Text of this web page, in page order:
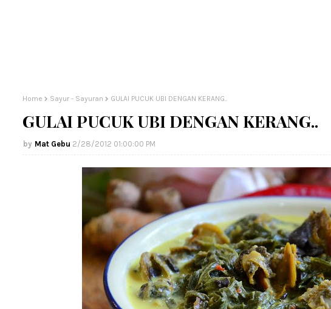
Home Sayur - Sayuran GULAI PUCUK UBI DENGAN KERANG..
GULAI PUCUK UBI DENGAN KERANG..
Mat Gebu 2/28/2012 01:00:00 PM